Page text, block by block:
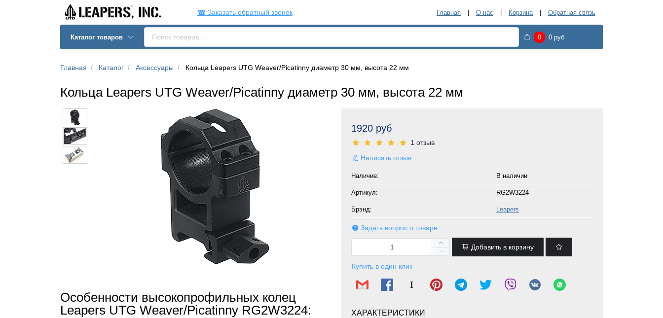
☎ Заказать обратный звонок Главная О нас Корзина Обратная связь
Каталог товаров 0 0 руб
Главная Каталог Аксессуары Кольца Leapers UTG Weaver/Picatinny диаметр 30 мм, высота 22 мм
Кольца Leapers UTG Weaver/Picatinny диаметр 30 мм, высота 22 мм
Особенности высокопрофильных колец
Leapers UTG Weaver/Picatinny RG2W3224:
1920 руб
1 отзыв
Написать отзыв
Наличие: В наличии
Артикул: RG2W3224
Брэнд: Leapers
Задать вопрос о товаре
Добавить в корзину
Купить в один клик
ХАРАКТЕРИСТИКИ